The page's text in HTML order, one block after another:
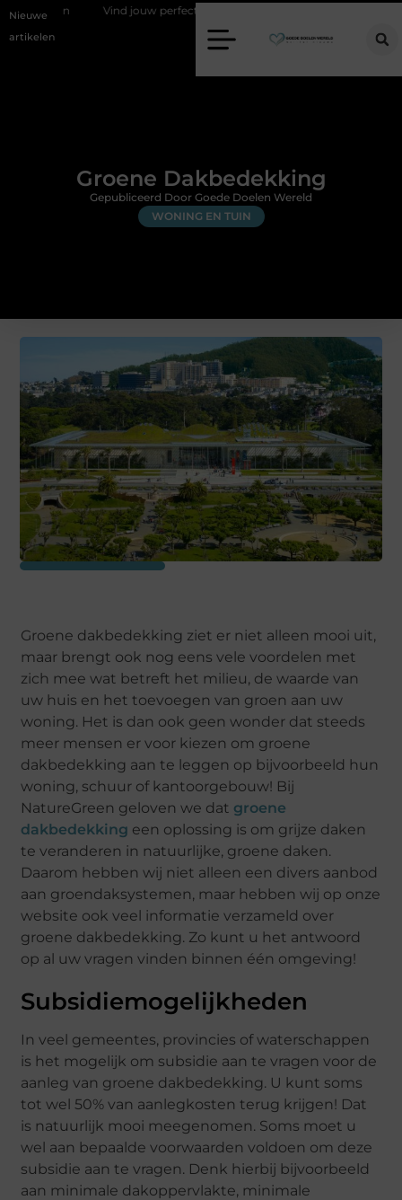
Nieuwe
artikelen
Vind jouw perfecte AC Milan merchandise
Groene Dakbedekking
WONING EN TUIN
Gepubliceerd Door Goede Doelen Wereld
Groene dakbedekking ziet er niet alleen mooi uit,
maar brengt ook nog eens vele voordelen met
zich mee wat betreft het milieu, de waarde van
uw huis en het toevoegen van groen aan uw
woning. Het is dan ook geen wonder dat steeds
meer mensen er voor kiezen om groene
dakbedekking aan te leggen op bijvoorbeeld hun
woning, schuur of kantoorgebouw! Bij
NatureGreen geloven we dat groene
dakbedekking een oplossing is om grijze daken
te veranderen in natuurlijke, groene daken.
Daarom hebben wij niet alleen een divers aanbod
aan groendaksystemen, maar hebben wij op onze
website ook veel informatie verzameld over
groene dakbedekking. Zo kunt u het antwoord
op al uw vragen vinden binnen één omgeving!
Subsidiemogelijkheden
In veel gemeentes, provincies of waterschappen
is het mogelijk om subsidie aan te vragen voor de
aanleg van groene dakbedekking. U kunt soms
tot wel 50% van aanlegkosten terug krijgen! Dat
is natuurlijk mooi meegenomen. Soms moet u
wel aan bepaalde voorwaarden voldoen om deze
subsidie aan te vragen. Denk hierbij bijvoorbeeld
aan minimale dakoppervlakte, minimale